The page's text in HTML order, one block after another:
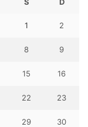
1 2
8 9
15 16
22 23
29 30